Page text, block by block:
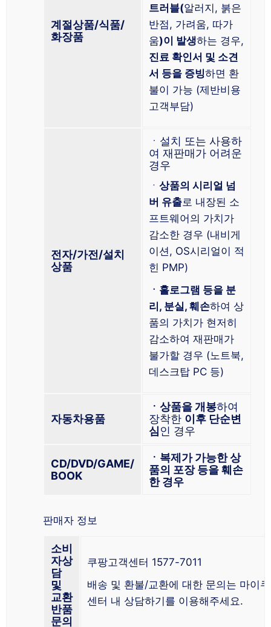
계절상품/식품/
화장품
트러블(알러지, 붉은
반점, 가려움, 따가
움)이 발생하는 경우,
진료 확인서 및 소견
서 등을 증빙하면 환
불이 가능 (제반비용
고객부담)
전자/가전/설치
상품
ㆍ설치 또는 사용하
여 재판매가 어려운
경우
ㆍ 상품의 시리얼 넘
버 유출로 내장된 소
프트웨어의 가치가
감소한 경우 (내비게
이션, OS시리얼이 적
힌 PMP)
ㆍ홀로그램 등을 분
리, 분실, 훼손하여 상
품의 가치가 현저히
감소하여 재판매가
불가할 경우 (노트북,
데스크탑 PC 등)
자동차용품
ㆍ상품을 개봉하여
장착한 이후 단순변
심인 경우
CD/DVD/GAME/
BOOK
ㆍ복제가 가능한 상
품의 포장 등을 훼손
한 경우
판매자 정보
소비
자상
담
및
교환
반품
문의
쿠팡고객센터 1577-7011
배송 및 환불/교환에 대한 문의는 마이
센터 내 상담하기를 이용해주세요.